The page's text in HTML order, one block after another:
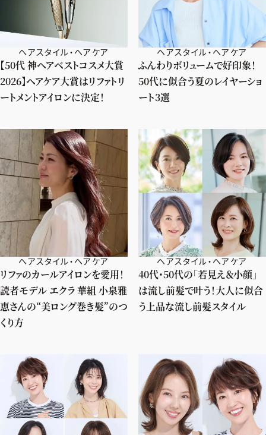
ヘアスタイル・ヘアケア
【50代 神ヘアベストコスメ大賞
2026】ヘアケア大賞はリファトリ
ートメントアイロンに決定！
ヘアスタイル・ヘアケア
ふんわりボリュームで好印象！
50代に似合う夏のレイヤーショ
ート3選
ヘアスタイル・ヘアケア
リファのカールアイロンを愛用！
読者モデル エクラ 華組 小泉雅
恵さんの“美ロング巻き髪”のつ
くり方
ヘアスタイル・ヘアケア
40代・50代の「若見え＆小顔」
は流し前髪で叶う！大人に似合
う上品な流し前髪スタイル